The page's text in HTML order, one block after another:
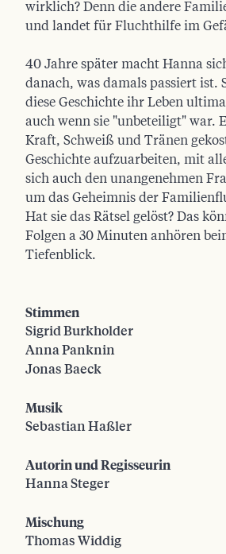
wirklich? Denn die andere
und landet für Fluchthilfe im
40 Jahre später macht Hanna
danach, was damals passiert ist.
diese Geschichte ihr Leben
auch wenn sie "unbeteiligt" war.
Kraft, Schweiß und Tränen
Geschichte aufzuarbeiten, mit
sich auch den unangenehmen
um das Geheimnis der
Hat sie das Rätsel gelöst? Das
Folgen a 30 Minuten anhören
Tiefenblick.
Stimmen
Sigrid Burkholder
Anna Panknin
Jonas Baeck
Musik
Sebastian Haßler
Autorin und Regisseurin
Hanna Steger
Mischung
Thomas Widdig